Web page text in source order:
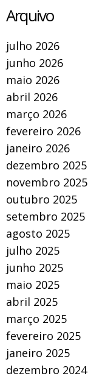
Arquivo
julho 2026
junho 2026
maio 2026
abril 2026
março 2026
fevereiro 2026
janeiro 2026
dezembro 2025
novembro 2025
outubro 2025
setembro 2025
agosto 2025
julho 2025
junho 2025
maio 2025
abril 2025
março 2025
fevereiro 2025
janeiro 2025
dezembro 2024